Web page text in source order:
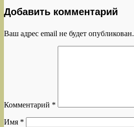
Добавить комментарий
Ваш адрес email не будет опубликован.
Комментарий *
Имя *